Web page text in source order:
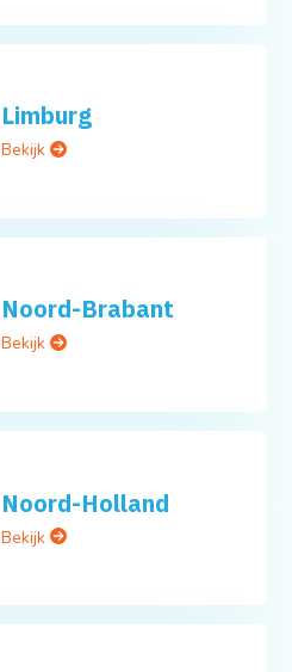
Limburg
Bekijk
Noord-Brabant
Bekijk
Noord-Holland
Bekijk